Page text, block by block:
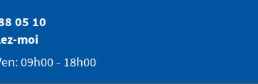
05 10
moi
09h00 - 18h00
avec Princess